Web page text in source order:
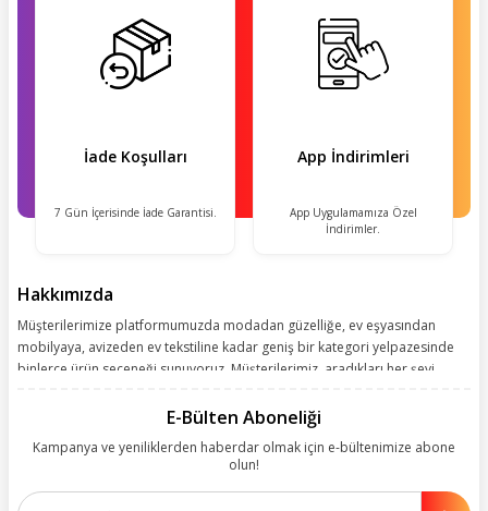
İade Koşulları
7 Gün İçerisinde İade Garantisi.
App İndirimleri
App Uygulamamıza Özel
İndirimler.
Hakkımızda
Müşterilerimize platformumuzda modadan güzelliğe, ev eşyasından
mobilyaya, avizeden ev tekstiline kadar geniş bir kategori yelpazesinde
binlerce ürün seçeneği sunuyoruz. Müşterilerimiz, aradıkları her şeyi
kolay, kusursuz ve keyifli bir alışveriş yolculuğu sunarken deneyiminize
olanakları sunuyoruz. Çalışmalarımızı müşterilerimizin memnuniyetini
E-Bülten Aboneliği
Kampanya ve yeniliklerden haberdar olmak için e-bültenimize abone
olun!